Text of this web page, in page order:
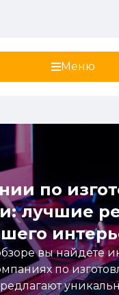
Меню
по
лучшие
вы найдете
по